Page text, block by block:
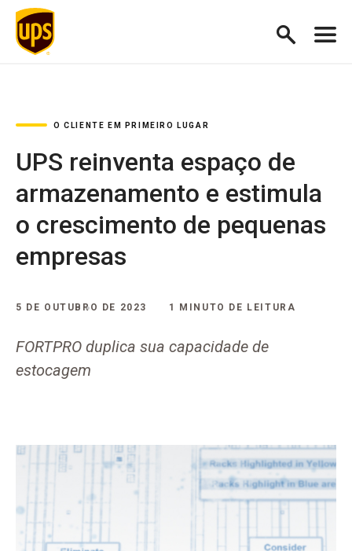
O CLIENTE EM PRIMEIRO LUGAR
UPS reinventa espaço de
armazenamento e estimula
o crescimento de pequenas
empresas
5 DE OUTUBRO DE 2023 1 MINUTO DE LEITURA
FORTPRO duplica sua capacidade de
estocagem